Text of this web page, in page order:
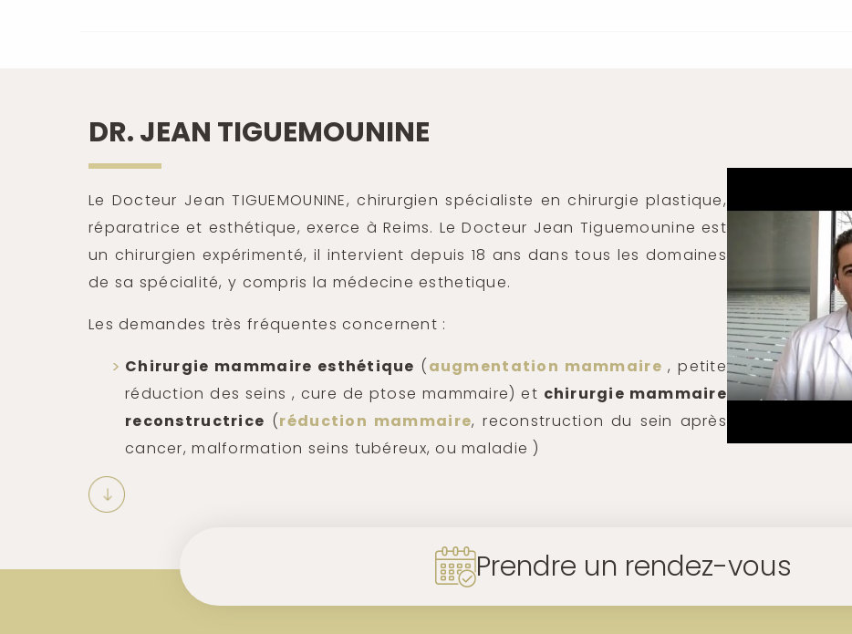
DR. JEAN TIGUEMOUNINE
Le Docteur Jean TIGUEMOUNINE, chirurgien spécialiste en chirurgie plastique,
réparatrice et esthétique, exerce à Reims. Le Docteur Jean Tiguemounine est
un chirurgien expérimenté, il intervient depuis 18 ans dans tous les domaines
de sa spécialité, y compris la médecine esthetique.
Les demandes très fréquentes concernent :
Chirurgie mammaire esthétique (augmentation mammaire , petite
réduction des seins , cure de ptose mammaire) et chirurgie mammaire
reconstructrice (réduction mammaire, reconstruction du sein après
cancer, malformation seins tubéreux, ou maladie )
Prendre un rendez-vous